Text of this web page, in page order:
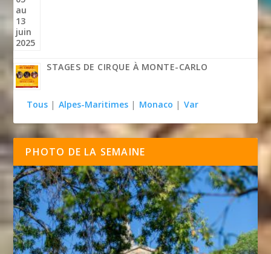
STAGES DE CIRQUE À MONTE-CARLO
Tous | Alpes-Maritimes | Monaco | Var
PHOTO DE LA SEMAINE